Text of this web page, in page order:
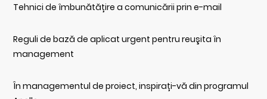
Tehnici de îmbunătățire a comunicării prin e-mail
Reguli de bază de aplicat urgent pentru reuşita în
management
În managementul de proiect, inspirați-vă din programul